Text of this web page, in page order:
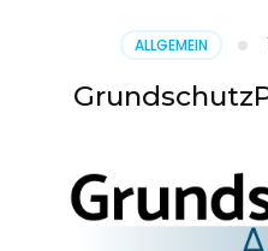
ALLGEMEIN